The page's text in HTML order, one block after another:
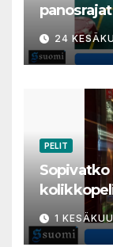
24
PELIT
1